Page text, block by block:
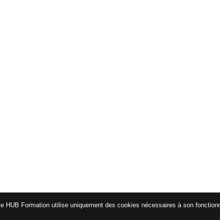
HUB Formation utilise uniquement des cookies nécessaires à son